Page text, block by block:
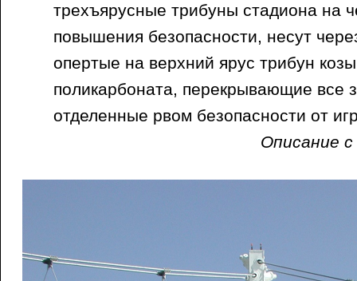
трехъярусные трибуны стадиона на
повышения безопасности, несут
опертые на верхний ярус трибун
поликарбоната, перекрывающие все
отделенные рвом безопасности от
Описание